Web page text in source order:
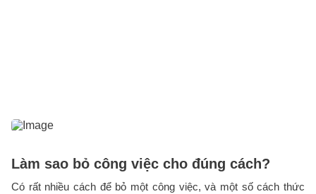
Làm sao bỏ công việc cho đúng cách?
Có rất nhiều cách để bỏ một công việc, và một số cách thức